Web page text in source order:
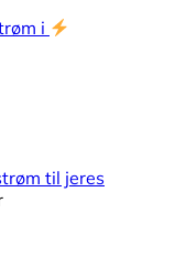
i
til jeres